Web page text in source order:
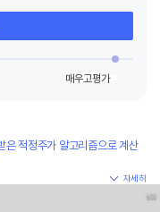
은 적정주가 알고리즘으로 계산
자세히